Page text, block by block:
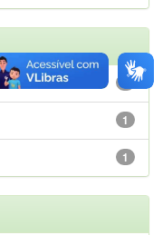
1
1
1